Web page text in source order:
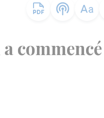
commencé